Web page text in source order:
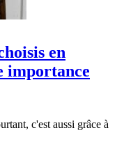
en
importance
c'est aussi grâce à